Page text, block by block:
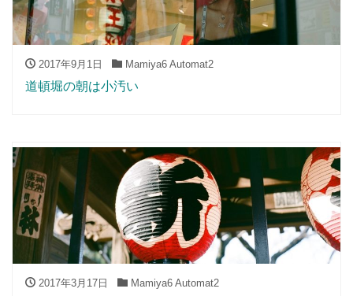
2017年9月1日 Mamiya6 Automat2
道頓堀の朝は小汚い
2017年3月17日 Mamiya6 Automat2